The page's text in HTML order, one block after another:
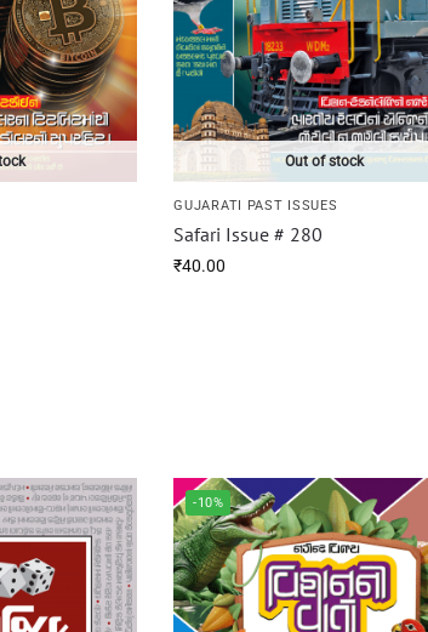
Out of stock
GUJARATI PAST ISSUES
Safari Issue # 280
₹40.00
-10%